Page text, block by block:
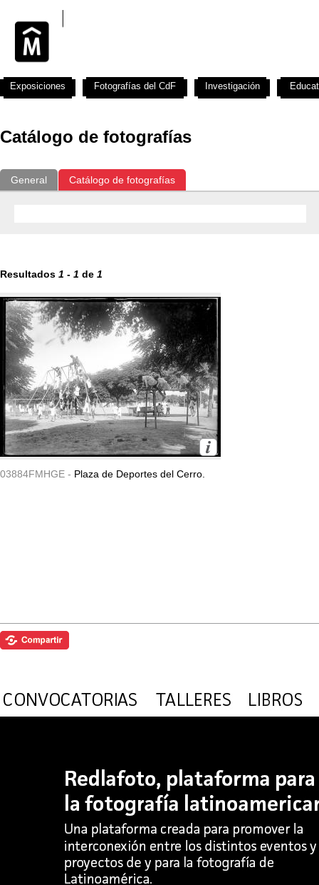
Catálogo de fotografías
General Catálogo de fotografías
Resultados 1 - 1 de 1
03884FMHGE - Plaza de Deportes del Cerro.
Exposiciones Fotografías del CdF Investigación